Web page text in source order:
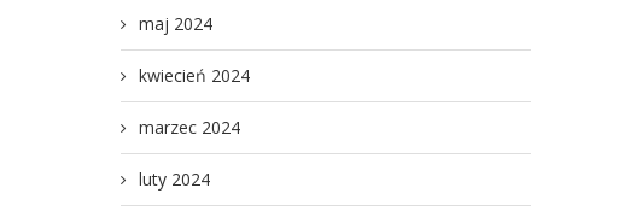
maj 2024
kwiecień 2024
marzec 2024
luty 2024